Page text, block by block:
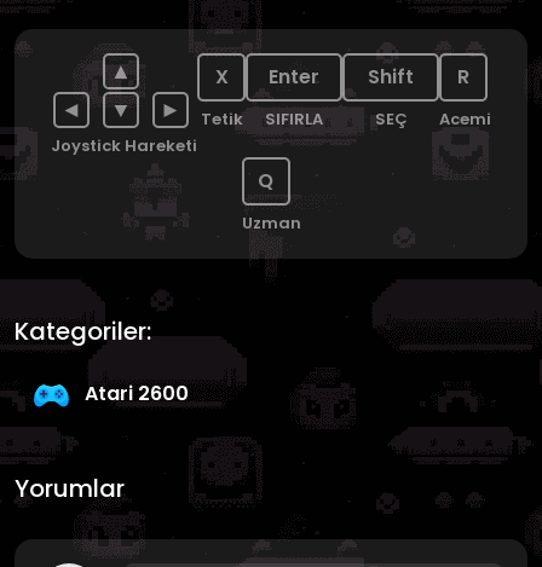
▲
◄
▼ ►
Joystick Hareketi
X
Tetik
Enter
SIFIRLA
Shift
SEÇ
R
Acemi
Q
Uzman
Kategoriler:
Atari 2600
Yorumlar